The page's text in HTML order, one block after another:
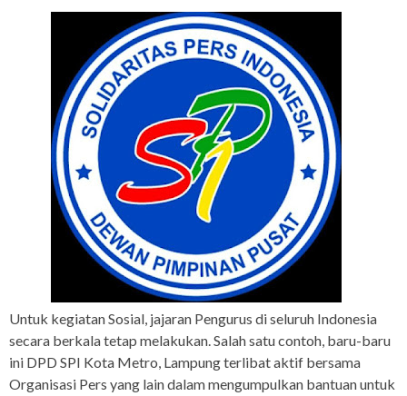
Untuk kegiatan Sosial, jajaran Pengurus di seluruh Indonesia
secara berkala tetap melakukan. Salah satu contoh, baru-baru
ini DPD SPI Kota Metro, Lampung terlibat aktif bersama
Organisasi Pers yang lain dalam mengumpulkan bantuan untuk